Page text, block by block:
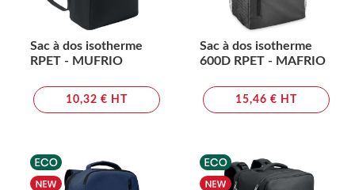
Sac à dos isotherme
RPET - MUFRIO
10,32 € HT
Sac à dos isotherme
600D RPET - MAFRIO
15,46 € HT